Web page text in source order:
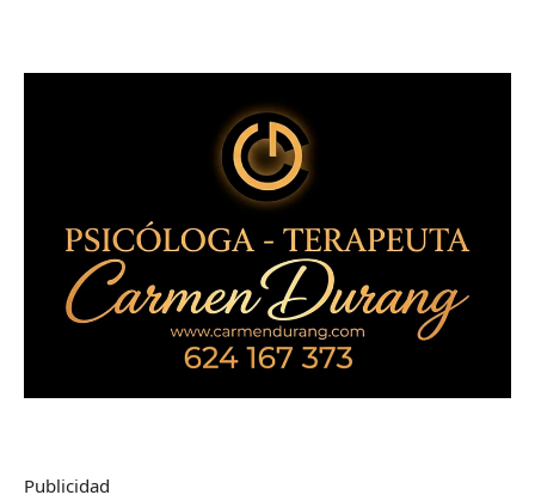
Publicidad